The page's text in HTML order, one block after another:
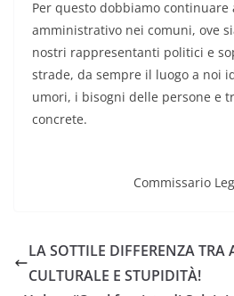
Per questo dobbiamo
amministrativo nei comuni, ove
nostri rappresentanti politici e
strade, da sempre il luogo a noi
umori, i bisogni delle persone e
concrete.
Commissario
LA SOTTILE DIFFERENZA TRA
CULTURALE E STUPIDITÀ!